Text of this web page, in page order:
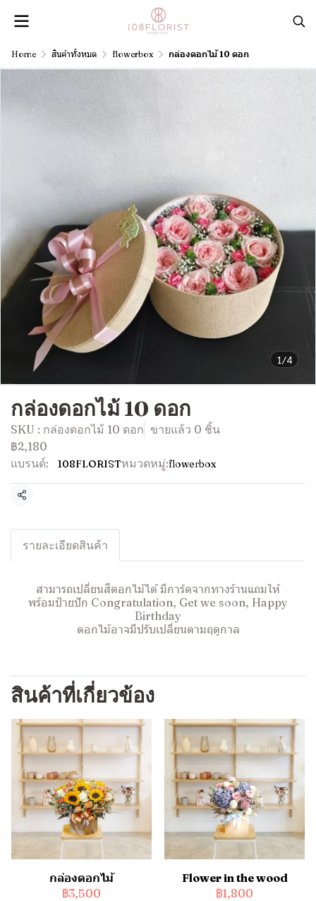
Home สินค้าทั้งหมด flowerbox กล่องดอกไม้ 10 ดอก
1/4
กล่องดอกไม้ 10 ดอก
SKU : กล่องดอกไม้ 10 ดอก ขายแล้ว 0 ชิ้น
฿2,180
แบรนด์:
108FLORISTหมวดหมู่:flowerbox
แชร์
รายละเอียดสินค้า
สามารถเปลี่ยนสีดอกไม้ได้ มีการ์ดจากทางร้านแถมให้
พร้อมป้ายปัก Congratulation, Get we soon, Happy
Birthday
ดอกไม้อาจมีปรับเปลี่ยนตามฤดูกาล
สินค้าที่เกี่ยวข้อง
กล่องดอกไม้
฿3,500
Flower in the wood
฿1,800